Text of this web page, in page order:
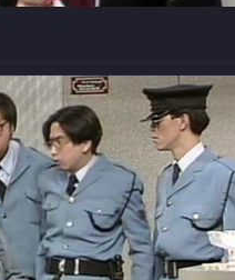
要花多少时间、金钱去栽培子
爆笑趣剧。“发仔与DoDo”环节，
演技与换衫速度。还会送上迷信